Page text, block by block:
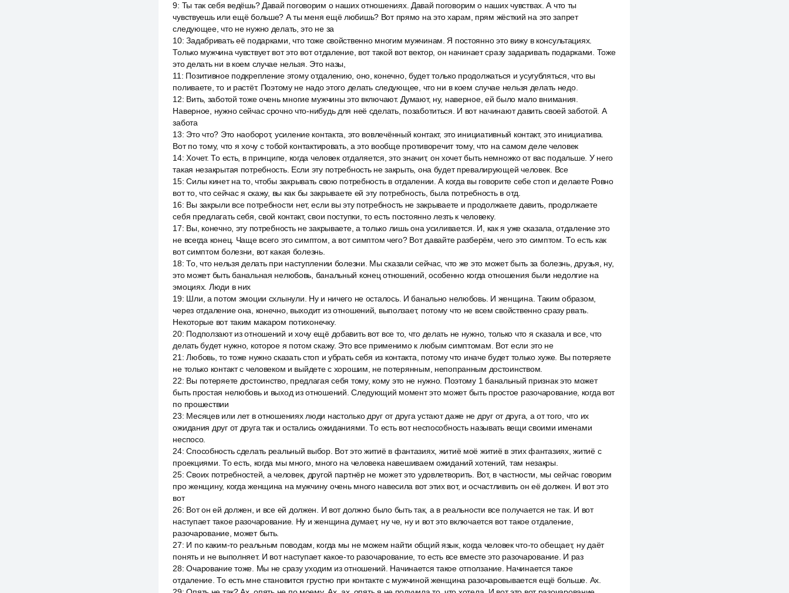
9: Ты так себя ведёшь? Давай поговорим о наших отношениях. Давай поговорим о наших чувствах. А что ты
чувствуешь или ещё больше? А ты меня ещё любишь? Вот прямо на это харам, прям жёсткий на это запрет
следующее, что не нужно делать, это не за
10:Задабривать её подарками, что тоже свойственно многим мужчинам. Я постоянно это вижу в консультациях.
Только мужчина чувствует вот это вот отдаление, вот такой вот вектор, он начинает сразу задаривать подарками. Тоже
это делать ни в коем случае нельзя. Это назы,
11 : Позитивное подкрепление этому отдалению, оно, конечно, будет только продолжаться и усугубляться, что вы
поливаете, то и растёт. Поэтому не надо этого делать следующее, что ни в коем случае нельзя делать недо.
12: Вить, заботой тоже очень многие мужчины это включают. Думают, ну, наверное, ей было мало внимания.
Наверное, нужно сейчас срочно что-нибудь для неё сделать, позаботиться. И вот начинают давить своей заботой. А
забота
13: Это что? Это наоборот, усиление контакта, это вовлечённый контакт, это инициативный контакт, это инициатива.
Вот по тому, что я хочу с тобой контактировать, а это вообще противоречит тому, что на самом деле человек
14:Хочет. То есть, в принципе, когда человек отдаляется, это значит, он хочет быть немножко от вас подальше. У него
такая незакрытая потребность. Если эту потребность не закрыть, она будет превалирующей человек. Все
15:Силы кинет на то, чтобы закрывать свою потребность в отдалении. А когда вы говорите себе стоп и делаете Ровно
вот то, что сейчас я скажу, вы как бы закрываете ей эту потребность, была потребность в отд.
16: Вы закрыли все потребности нет, если вы эту потребность не закрываете и продолжаете давить, продолжаете
себя предлагать себя, свой контакт, свои поступки, то есть постоянно лезть к человеку.
17: Вы, конечно, эту потребность не закрываете, а только лишь она усиливается. И, как я уже сказала, отдаление это
не всегда конец. Чаще всего это симптом, а вот симптом чего? Вот давайте разберём, чего это симптом. То есть как
вот симптом болезни, вот какая болезнь.
18:То, что нельзя делать при наступлении болезни. Мы сказали сейчас, что же это может быть за болезнь, друзья, ну,
это может быть банальная нелюбовь, банальный конец отношений, особенно когда отношения были недолгие на
эмоциях. Люди в них
19: Шли, а потом эмоции схлынули. Ну и ничего не осталось. И банально нелюбовь. И женщина. Таким образом,
через отдаление она, конечно, выходит из отношений, выползает, потому что не всем свойственно сразу рвать.
Некоторые вот таким макаром потихонечку.
20: Подползают из отношений и хочу ещё добавить вот все то, что делать не нужно, только что я сказала и все, что
делать будет нужно, которое я потом скажу. Это все применимо к любым симптомам. Вот если это не
21 :Любовь, то тоже нужно сказать стоп и убрать себя из контакта, потому что иначе будет только хуже. Вы потеряете
не только контакт с человеком и выйдете с хорошим, не потерянным, непопранным достоинством.
22: Вы потеряете достоинство, предлагая себя тому, кому это не нужно. Поэтому 1 банальный признак это может
быть простая нелюбовь и выход из отношений. Следующий момент это может быть простое разочарование, когда вот
по прошествии
23: Месяцев или лет в отношениях люди настолько друг от друга устают даже не друг от друга, а от того, что их
ожидания друг от друга так и остались ожиданиями. То есть вот неспособность называть вещи своими именами
неспосо.
24:Способность сделать реальный выбор. Вот это житиё в фантазиях, житиё моё житиё в этих фантазиях, житиё с
проекциями. То есть, когда мы много, много на человека навешиваем ожиданий хотений, там незакры.
25:Своих потребностей, а человек, другой партнёр не может это удовлетворить. Вот, в частности, мы сейчас говорим
про женщину, когда женщина на мужчину очень много навесила вот этих вот, и осчастливить он её должен. И вот это
вот
26: Вот он ей должен, и все ей должен. И вот должно было быть так, а в реальности все получается не так. И вот
наступает такое разочарование. Ну и женщина думает, ну че, ну и вот это включается вот такое отдаление,
разочарование, может быть.
27: И по каким-то реальным поводам, когда мы не можем найти общий язык, когда человек что-то обещает, ну даёт
понять и не выполняет. И вот наступает какое-то разочарование, то есть все вместе это разочарование. И раз
28:Очарование тоже. Мы не сразу уходим из отношений. Начинается такое отползание. Начинается такое
отдаление. То есть мне становится грустно при контакте с мужчиной женщина разочаровывается ещё больше. Ах.